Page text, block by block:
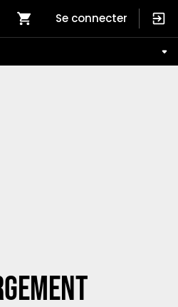
Se connecter